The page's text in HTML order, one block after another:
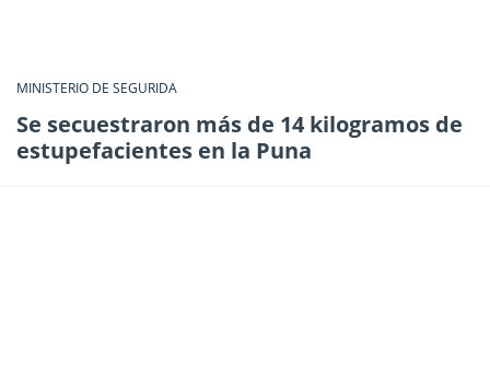
MINISTERIO DE SEGURIDA
Se secuestraron más de 14 kilogramos de
estupefacientes en la Puna